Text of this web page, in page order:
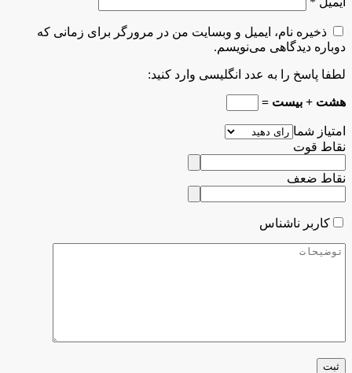
ذخیره نام، ایمیل و وبسایت من در مرورگر برای زمانی که
دوباره دیدگاهی می‌نویسم.
لطفا پاسخ را به عدد انگلیسی وارد کنید:
هشت + بیست =
امتیاز شما
نقاط قوت
نقاط ضعف
کاربر ناشناس